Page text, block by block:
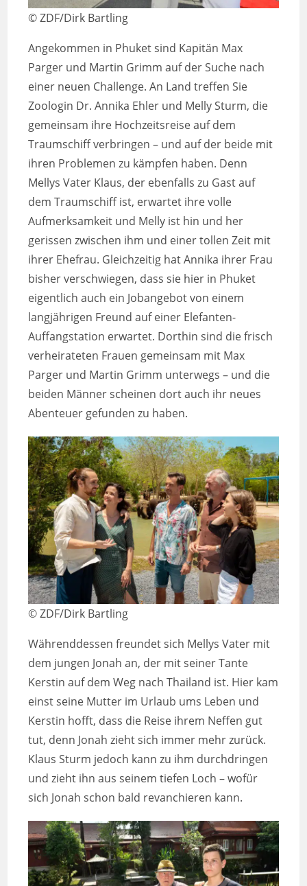
© ZDF/Dirk Bartling
Angekommen in Phuket sind Kapitän Max
Parger und Martin Grimm auf der Suche nach
einer neuen Challenge. An Land treffen Sie
Zoologin Dr. Annika Ehler und Melly Sturm, die
gemeinsam ihre Hochzeitsreise auf dem
Traumschiff verbringen – und auf der beide mit
ihren Problemen zu kämpfen haben. Denn
Mellys Vater Klaus, der ebenfalls zu Gast auf
dem Traumschiff ist, erwartet ihre volle
Aufmerksamkeit und Melly ist hin und her
gerissen zwischen ihm und einer tollen Zeit mit
ihrer Ehefrau. Gleichzeitig hat Annika ihrer Frau
bisher verschwiegen, dass sie hier in Phuket
eigentlich auch ein Jobangebot von einem
langjährigen Freund auf einer Elefanten-
Auffangstation erwartet. Dorthin sind die frisch
verheirateten Frauen gemeinsam mit Max
Parger und Martin Grimm unterwegs – und die
beiden Männer scheinen dort auch ihr neues
Abenteuer gefunden zu haben.
© ZDF/Dirk Bartling
Währenddessen freundet sich Mellys Vater mit
dem jungen Jonah an, der mit seiner Tante
Kerstin auf dem Weg nach Thailand ist. Hier kam
einst seine Mutter im Urlaub ums Leben und
Kerstin hofft, dass die Reise ihrem Neffen gut
tut, denn Jonah zieht sich immer mehr zurück.
Klaus Sturm jedoch kann zu ihm durchdringen
und zieht ihn aus seinem tiefen Loch – wofür
sich Jonah schon bald revanchieren kann.